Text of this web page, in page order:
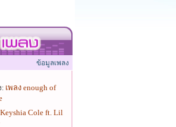
ข้อมูลเพลง
: เพลง enough of
Keyshia Cole ft. Lil